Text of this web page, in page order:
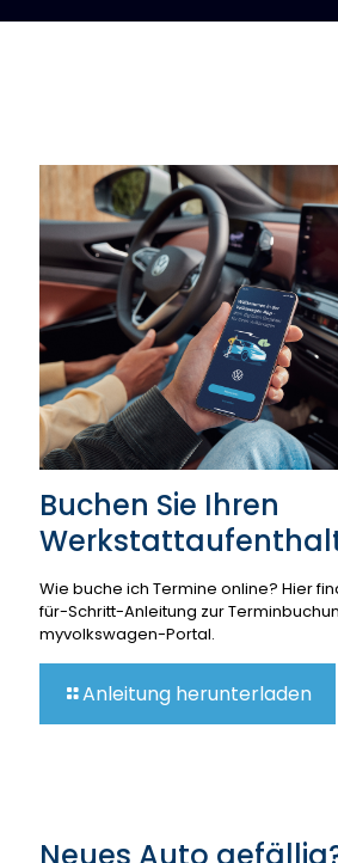
Buchen Sie Ihren
Wie buche ich Termine online? Hier
für-Schritt-Anleitung zur
myvolkswagen-Portal.
Anleitung herunterladen
Neues Auto